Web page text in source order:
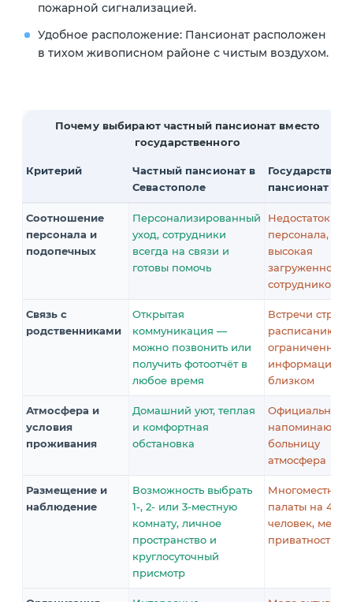
пожарной сигнализацией.
Удобное расположение: Пансионат расположен
в тихом живописном районе с чистым воздухом.
Почему выбирают частный пансионат вместо
государственного
Критерий
Частный пансионат в
Севастополе
пансионат
Соотношение
персонала и
подопечных
Персонализированный
уход, сотрудники
всегда на связи и
готовы помочь
Недостаток
персонала,
высокая
загруженность
сотрудников
Связь с
родственниками
Открытая
коммуникация —
можно позвонить или
получить фотоотчёт в
любое время
Встречи
расписанию,
ограниченная
информация о
близком
Атмосфера и
условия
проживания
Домашний уют, теплая
и комфортная
обстановка
Официальная,
напоминающая
больницу
атмосфера
Размещение и
наблюдение
Возможность выбрать
1-, 2- или 3-местную
комнату, личное
пространство и
круглосуточный
присмотр
Многоместные
палаты на 4–8
человек,
приватности